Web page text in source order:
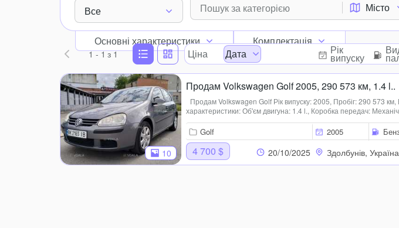
Все
Місто
Основні характеристики Комплектація
1 - 1з 1 Ціна Дата Рік
випуску
10
Продам Volkswagen Golf 2005, 290 573 км, 1.4 l..
Продам Volkswagen Golf Рік випуску: 2005, Пробіг: 290 573
характеристики: Об'єм двигуна: 1.4 l., Коробка передач:
Сірий/Металік, Кількість дверей: 4/5, Кількість місць: 5,
Golf 2005
4 700 $ 20/10/2025 Здолбунів, Україна